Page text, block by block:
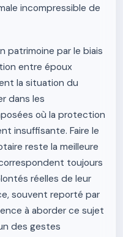
incompressible de
patrimoine par le biais
entre époux
la situation du
dans les
où la protection
insuffisante. Faire le
reste la meilleure
toujours
réelles de leur
souvent reporté par
à aborder ce sujet
des gestes